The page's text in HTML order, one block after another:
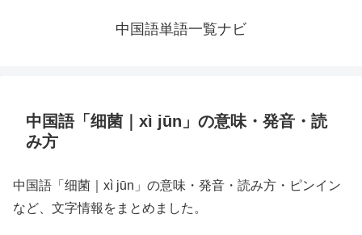
中国語単語一覧ナビ
中国語「细菌｜xì jūn」の意味・発音・読
み方
中国語「细菌｜xì jūn」の意味・発音・読み方・ピンイン
など、文字情報をまとめました。